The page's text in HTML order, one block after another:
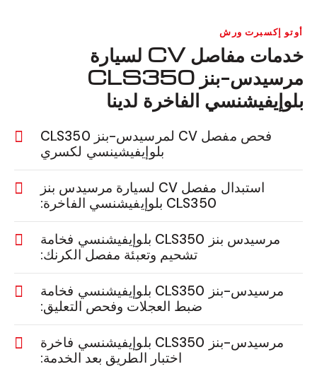
أوتو إكسبرت ورش
خدمات مفاصل CV لسيارة
مرسيدس-بنز CLS350
بلوإيفيشنسي الفاخرة لدينا
فحص مفصل CV لمرسيدس-بنز CLS350
بلوإيفيشينسي لكسري
استبدال مفصل CV لسيارة مرسيدس بنز
CLS350 بلوإيفيشنسي الفاخرة:
مرسيدس بنز CLS350 بلوإيفيشنسي فخامة
تشحيم وتعبئة مفصل الكرنك:
مرسيدس-بنز CLS350 بلوإيفيشنسي فخامة
ضبط العجلات وفحص التعليق:
مرسيدس-بنز CLS350 بلوإيفيشنسي فاخرة
اختبار الطريق بعد الخدمة: